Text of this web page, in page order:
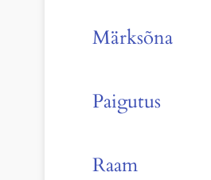
Märksõna
Paigutus
Raam